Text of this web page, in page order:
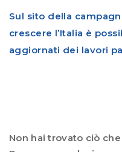
Sul sito della
crescere l’Italia è
aggiornati dei lavori
Non hai trovato ciò